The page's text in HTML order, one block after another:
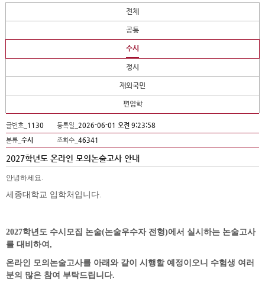
전체
공통
수시
정시
재외국민
편입학
글번호_ 1130 등록일_ 2026-06-01 오전 9:23:58
분류_ 수시 조회수_ 46341
2027학년도 온라인 모의논술고사 안내
안녕하세요.
세종대학교 입학처입니다.
2027학년도 수시모집 논술(논술우수자 전형)에서 실시하는 논술고사
를 대비하여,
온라인 모의논술고사를 아래와 같이 시행할 예정이오니 수험생 여러
분의 많은 참여 부탁드립니다.